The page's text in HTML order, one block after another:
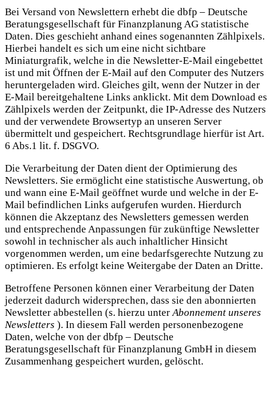
Bei Versand von Newslettern erhebt die dbfp – Deutsche
Beratungsgesellschaft für Finanzplanung AG statistische
Daten. Dies geschieht anhand eines sogenannten Zählpixels.
Hierbei handelt es sich um eine nicht sichtbare
Miniaturgrafik, welche in die Newsletter-E-Mail eingebettet
ist und mit Öffnen der E-Mail auf den Computer des Nutzers
heruntergeladen wird. Gleiches gilt, wenn der Nutzer in der
E-Mail bereitgehaltene Links anklickt. Mit dem Download es
Zählpixels werden der Zeitpunkt, die IP-Adresse des Nutzers
und der verwendete Browsertyp an unseren Server
übermittelt und gespeichert. Rechtsgrundlage hierfür ist Art.
6 Abs.1 lit. f. DSGVO.
Die Verarbeitung der Daten dient der Optimierung des
Newsletters. Sie ermöglicht eine statistische Auswertung, ob
und wann eine E-Mail geöffnet wurde und welche in der E-
Mail befindlichen Links aufgerufen wurden. Hierdurch
können die Akzeptanz des Newsletters gemessen werden
und entsprechende Anpassungen für zukünftige Newsletter
sowohl in technischer als auch inhaltlicher Hinsicht
vorgenommen werden, um eine bedarfsgerechte Nutzung zu
optimieren. Es erfolgt keine Weitergabe der Daten an Dritte.
Betroffene Personen können einer Verarbeitung der Daten
jederzeit dadurch widersprechen, dass sie den abonnierten
Newsletter abbestellen (s. hierzu unterAbonnement unseres
Newsletters ). In diesem Fall werden personenbezogene
Daten, welche von der dbfp – Deutsche
Beratungsgesellschaft für Finanzplanung GmbH in diesem
Zusammenhang gespeichert wurden, gelöscht.